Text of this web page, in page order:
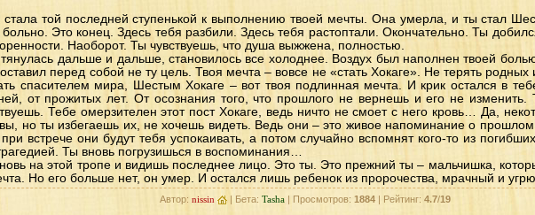
той последней ступенькой к выполнению твоей мечты. Она умерла, и ты стал
Это конец. Здесь тебя разбили. Здесь тебя растоптали. Окончательно. Ты
Наоборот. Ты чувствуешь, что душа выжжена, полностью.
дальше и дальше, становилось все холоднее. Воздух был наполнен твоей
перед собой не ту цель. Твоя мечта – вовсе не «стать Хокаге». Не терять родных
спасителем мира, Шестым Хокаге – вот твоя подлинная мечта. И крик остался в
от прожитых лет. От осознания того, что прошлого не вернешь и его не
Тебе омерзителен этот пост Хокаге, ведь ничто не смоет с него кровь… Да,
но ты избегаешь их, не хочешь видеть. Ведь они – это живое напоминание о
встрече они будут тебя успокаивать, а потом случайно вспомнят кого-то из
Ты вновь погрузишься в воспоминания…
на этой тропе и видишь последнее лицо. Это ты. Это прежний ты – мальчишка,
Но его больше нет, он умер. И остался лишь ребенок из пророчества, мрачный и
Автор: nissin | Бета: Tasha | Просмотров: 1884 | Рейтинг: 4.7/19